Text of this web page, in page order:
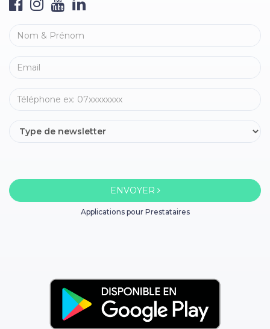
ENVOYER
Applications pour Prestataires